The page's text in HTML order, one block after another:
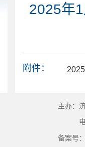
2025年
附件：
主办：
备案号